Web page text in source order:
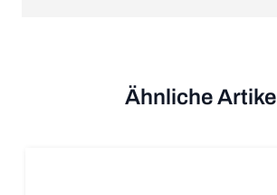
Ähnliche Artikel